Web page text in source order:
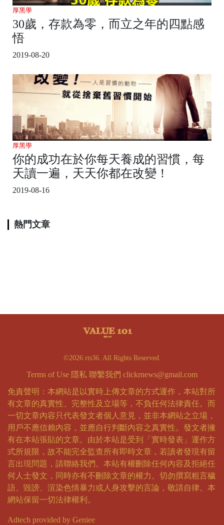
厚黑學
30歲，存款為零，而立之年的四點感
悟
2019-08-20
厚黑學
你的成功在於你每天養成的習慣，每
天讀一遍，天天你都在改變！
2019-08-16
熱門文章
©2026 rts36. All Rights Reserved.
Terms of Use 隱私 聯繫我們 clickrnews@gmail.com
免責聲明：本網站是以實時上傳文章的方式運作，本站對所
有文章的真實性、完整性及立場等，不負任何法律責任。而
一切文章內容只代表發文者個人意見，並非本網站之立場，
用戶不應信賴內容，並應自行判斷內容之真實性。發文者擁
有在本站張貼的文章。由於本站是受到「實時發表」運作方
式所規限，故不能完全監查所有即時文章，若讀者發現有留
言出現問題，請聯絡我們。本站有權刪除任何內容及拒絕任
何人士發文，同時亦有不刪除文章的權力。切勿撰寫粗言穢
語、毀謗、渲染色情暴力或人身攻擊的言論，敬請自律。本
網站保留一切法律權利。
Adtech provided by Geniee